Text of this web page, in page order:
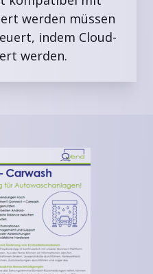
werden müssen
indem Cloud-
werden.